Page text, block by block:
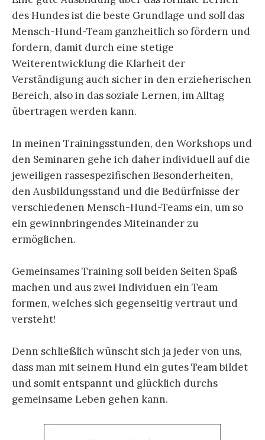
des Hundes ist die beste Grundlage und soll das
Mensch-Hund-Team ganzheitlich so fördern und
fordern, damit durch eine stetige
Weiterentwicklung die Klarheit der
Verständigung auch sicher in den erzieherischen
Bereich, also in das soziale Lernen, im Alltag
übertragen werden kann.
In meinen Trainingsstunden, den Workshops und
den Seminaren gehe ich daher individuell auf die
jeweiligen rassespezifischen Besonderheiten,
den Ausbildungsstand und die Bedürfnisse der
verschiedenen Mensch-Hund-Teams ein, um so
ein gewinnbringendes Miteinander zu
ermöglichen.
Gemeinsames Training soll beiden Seiten Spaß
machen und aus zwei Individuen ein Team
formen, welches sich gegenseitig vertraut und
versteht!
Denn schließlich wünscht sich ja jeder von uns,
dass man mit seinem Hund ein gutes Team bildet
und somit entspannt und glücklich durchs
gemeinsame Leben gehen kann.